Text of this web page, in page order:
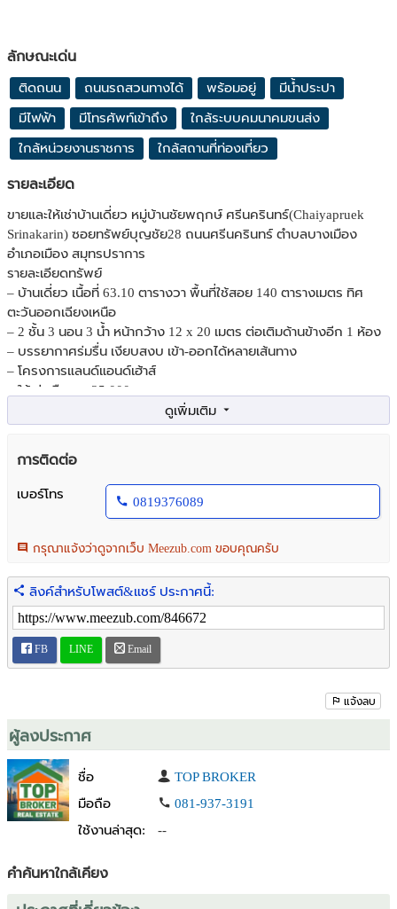
ลักษณะเด่น
ติดถนน ถนนรถสวนทางได้ พร้อมอยู่ มีน้ำประปา
มีไฟฟ้า มีโทรศัพท์เข้าถึง ใกล้ระบบคมนาคมขนส่ง
ใกล้หน่วยงานราชการ ใกล้สถานที่ท่องเที่ยว
รายละเอียด
ขายและให้เช่าบ้านเดี่ยว หมู่บ้านชัยพฤกษ์ ศรีนครินทร์(Chaiyapruek
Srinakarin) ซอยทรัพย์บุญชัย28 ถนนศรีนครินทร์ ตำบลบางเมือง
อำเภอเมือง สมุทรปราการ
รายละเอียดทรัพย์
– บ้านเดี่ยว เนื้อที่ 63.10 ตารางวา พื้นที่ใช้สอย 140 ตารางเมตร ทิศ
ตะวันออกเฉียงเหนือ
– 2 ชั้น 3 นอน 3 น้ำ หน้ากว้าง 12 x 20 เมตร ต่อเติมด้านข้างอีก 1 ห้อง
– บรรยากาศร่มรื่น เงียบสงบ เข้า-ออกได้หลายเส้นทาง
– โครงการแลนด์แอนด์เฮ้าส์
– ให้เช่าเดือนละ 35,000 บาท
– รร.ประภามนตรี
– โลตัสศรีนครินทร์, โรบินสันสมุทรปราการ
การเดินทาง
– ตั้งบน ถ.ศรีนครนิทร์
– เชื่อมต่อ ถ.หนามแดง, ถ.บางพลี-ตําหรุ
สอบถามข้อมูลเพิ่มเติมหรือนัดชมสถานที่ติดต่อ
คุณสุกัญญา(เตี้ย) โทร : 081-937-6089 ไลน์ไอดี : 0819376089
ติดตามทรัพย์อัปเดทใหม่ของ Topbroker Topbaan ได้ที่
www.topbaan.com
การติดต่อ
เบอร์โทร
0819376089
กรุณาแจ้งว่าดูจากเว็บ Meezub.com ขอบคุณครับ
ลิงค์สำหรับโพสต์&แชร์ ประกาศนี้:
FB LINE Email
แจ้งลบ
ผู้ลงประกาศ
ชื่อ
TOP BROKER
มือถือ
081-937-3191
ใช้งานล่าสุด:
--
คำค้นหาใกล้เคียง